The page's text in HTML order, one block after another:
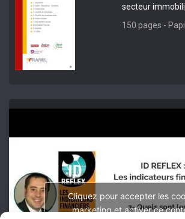
secteur
150 pages -
Cliquez pour accepter les
marketing et activer ce